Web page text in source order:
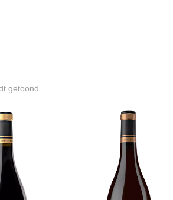
getoondGesorteerd